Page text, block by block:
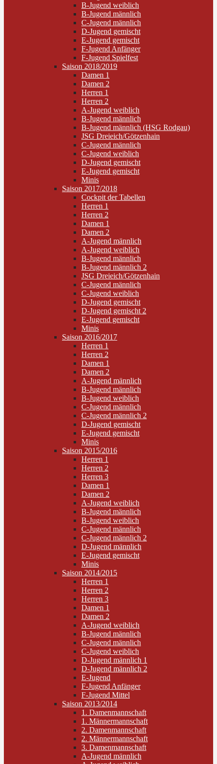
B-Jugend weiblich
B-Jugend männlich
C-Jugend männlich
D-Jugend gemischt
E-Jugend gemischt
F-Jugend Anfänger
F-Jugend Spielfest
Saison 2018/2019
Damen 1
Damen 2
Herren 1
Herren 2
A-Jugend weiblich
B-Jugend männlich
B-Jugend männlich (HSG Rodgau)
JSG Dreieich/Götzenhain
C-Jugend männlich
C-Jugend weiblich
D-Jugend gemischt
E-Jugend gemischt
Minis
Saison 2017/2018
Cockpit der Tabellen
Herren 1
Herren 2
Damen 1
Damen 2
A-Jugend männlich
A-Jugend weiblich
B-Jugend männlich
B-Jugend männlich 2
JSG Dreieich/Götzenhain
C-Jugend männlich
C-Jugend weiblich
D-Jugend gemischt
D-Jugend gemischt 2
E-Jugend gemischt
Minis
Saison 2016/2017
Herren 1
Herren 2
Damen 1
Damen 2
A-Jugend männlich
B-Jugend männlich
B-Jugend weiblich
C-Jugend männlich
C-Jugend männlich 2
D-Jugend gemischt
E-Jugend gemischt
Minis
Saison 2015/2016
Herren 1
Herren 2
Herren 3
Damen 1
Damen 2
A-Jugend weiblich
B-Jugend männlich
B-Jugend weiblich
C-Jugend männlich
C-Jugend männlich 2
D-Jugend männlich
E-Jugend gemischt
Minis
Saison 2014/2015
Herren 1
Herren 2
Herren 3
Damen 1
Damen 2
A-Jugend weiblich
B-Jugend männlich
C-Jugend männlich
C-Jugend weiblich
D-Jugend männlich 1
D-Jugend männlich 2
E-Jugend
F-Jugend Anfänger
F-Jugend Mittel
Saison 2013/2014
1. Damenmannschaft
1. Männermannschaft
2. Damenmannschaft
2. Männermannschaft
3. Damenmannschaft
A-Jugend männlich